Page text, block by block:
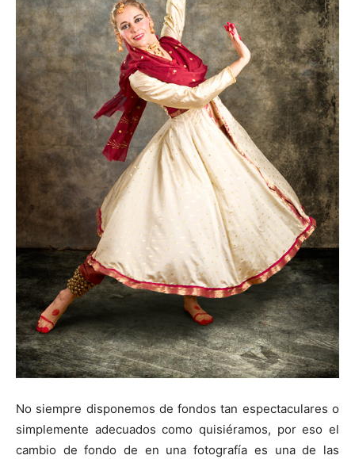
No siempre disponemos de fondos tan espectaculares o
simplemente adecuados como quisiéramos, por eso el
cambio de fondo de en una fotografía es una de las